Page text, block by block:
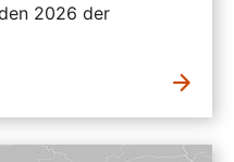
2026 der